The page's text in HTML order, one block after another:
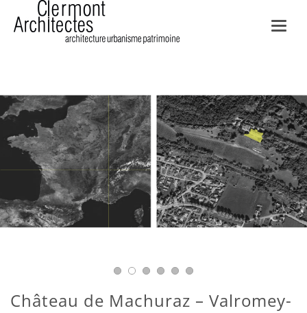
Château de Machuraz – Valromey-